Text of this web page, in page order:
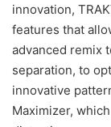
innovation,
features that
advanced remix
separation, to
innovative
Maximizer,